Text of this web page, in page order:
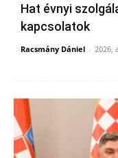
Hat évnyi
kapcsolatok
Racsmány Dániel - 2026,